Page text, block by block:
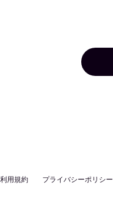
利用規約 プライバシーポリシー